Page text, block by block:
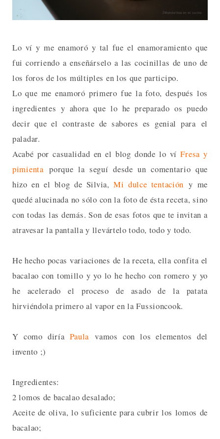
Lo ví y me enamoró y tal fue el enamoramiento que
fui corriendo a enseñárselo a las cocinillas de uno de
los foros de los múltiples en los que participo.
Lo que me enamoró primero fue la foto, después los
ingredientes y ahora que lo he preparado os puedo
decir que el contraste de sabores es genial para el
paladar.
Acabé por casualidad en el blog donde lo víFresa y
pimientaporque la seguí desde un comentario que
hizo en el blog de Silvia,Mi dulce tentación y me
quedé alucinada no sólo con la foto de ésta receta, sino
con todas las demás. Son de esas fotos que te invitan a
atravesar la pantalla y llevártelo todo, todo y todo.
He hecho pocas variaciones de la receta, ella confita el
bacalao con tomillo y yo lo he hecho con romero y yo
he acelerado el proceso de asado de la patata
hirviéndola primero al vapor en la Fussioncook.
Y como diría Paula vamos con los elementos del
invento ;)
Ingredientes:
2 lomos de bacalao desalado;
Aceite de oliva, lo suficiente para cubrir los lomos de
bacalao;